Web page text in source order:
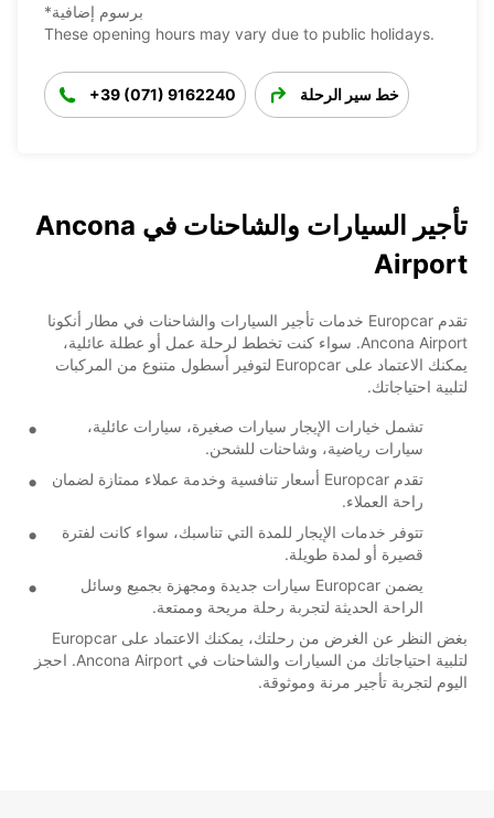
*برسوم إضافية
These opening hours may vary due to public holidays.
+39 (071) 9162240 خط سير الرحلة
تأجير السيارات والشاحنات في Ancona
Airport
تقدم Europcar خدمات تأجير السيارات والشاحنات في مطار أنكونا
Ancona Airport. سواء كنت تخطط لرحلة عمل أو عطلة عائلية،
يمكنك الاعتماد على Europcar لتوفير أسطول متنوع من المركبات
لتلبية احتياجاتك.
تشمل خيارات الإيجار سيارات صغيرة، سيارات عائلية،
سيارات رياضية، وشاحنات للشحن.
تقدم Europcar أسعار تنافسية وخدمة عملاء ممتازة لضمان
راحة العملاء.
تتوفر خدمات الإيجار للمدة التي تناسبك، سواء كانت لفترة
قصيرة أو لمدة طويلة.
يضمن Europcar سيارات جديدة ومجهزة بجميع وسائل
الراحة الحديثة لتجربة رحلة مريحة وممتعة.
بغض النظر عن الغرض من رحلتك، يمكنك الاعتماد على Europcar
لتلبية احتياجاتك من السيارات والشاحنات في Ancona Airport. احجز
اليوم لتجربة تأجير مرنة وموثوقة.